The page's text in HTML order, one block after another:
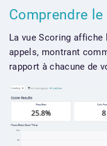
Comprendre
La vue Scoring
appels, montrant
rapport à chacune de